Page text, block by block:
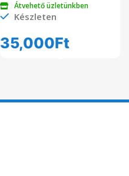
Átvehető üzletünkben
Készleten
35,000Ft